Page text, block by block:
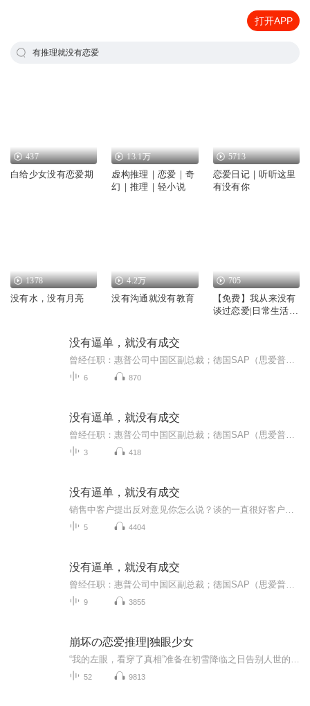
打开APP
有推理就没有恋爱
437
白给少女没有恋爱期
13.1万
虚构推理｜恋爱｜奇
幻｜推理｜轻小说
5713
恋爱日记｜听听这里
有没有你
1378
没有水，没有月亮
4.2万
没有沟通就没有教育
705
【免费】我从来没有
谈过恋爱|日常生活|
没有逼单，就没有成交
6 870
没有逼单，就没有成交
3 418
没有逼单，就没有成交
5 4404
没有逼单，就没有成交
9 3855
崩坏の恋爱推理|独眼少女
52 9813